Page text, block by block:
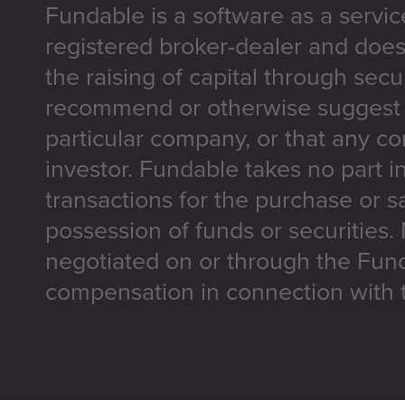
Fundable is a software as a
registered broker-dealer and
the raising of capital through
recommend or otherwise
particular company, or that any
investor. Fundable takes no part
transactions for the purchase or
possession of funds or
negotiated on or through the
compensation in connection with